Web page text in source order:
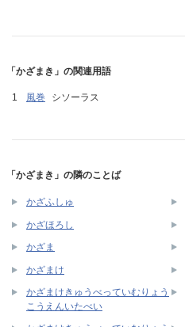
「かざまき」の関連用語
風巻 シソーラス
「かざまき」の隣のことば
かざふしゅ
かざほろし
かざま
かざまけ
かざまけきゅうべっていむりょう
こうえんいたべい